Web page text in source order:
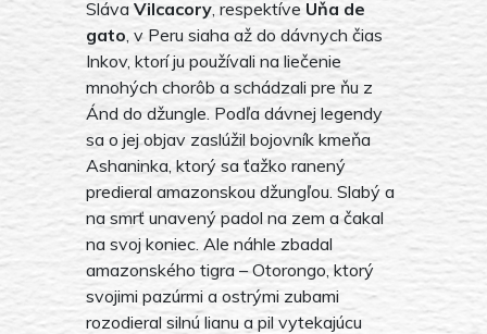
Sláva Vilcacory , respektíve Uňa de
gato , v Peru siaha až do dávnych čias
Inkov, ktorí ju používali na liečenie
mnohých chorôb a schádzali pre ňu z
Ánd do džungle. Podľa dávnej legendy
sa o jej objav zaslúžil bojovník kmeňa
Ashaninka, ktorý sa ťažko ranený
predieral amazonskou džungľou. Slabý a
na smrť unavený padol na zem a čakal
na svoj koniec. Ale náhle zbadal
amazonského tigra – Otorongo, ktorý
svojimi pazúrmi a ostrými zubami
rozodieral silnú lianu a pil vytekajúcu